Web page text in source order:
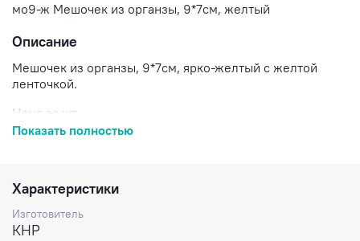
мо9-ж Мешочек из органзы, 9*7см, желтый
Описание
Мешочек из органзы, 9*7см, ярко-желтый с желтой
ленточкой.
Цена за шт.
Показать полностью
Характеристики
Изготовитель
КНР